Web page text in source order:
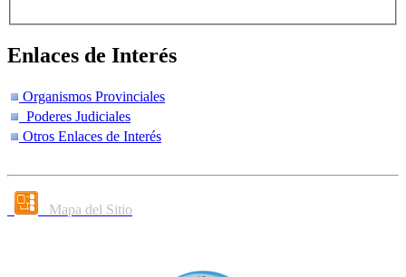
Enlaces de Interés
Organismos Provinciales
Poderes Judiciales
Otros Enlaces de Interés
Mapa del Sitio